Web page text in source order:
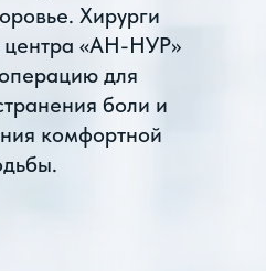
Хирурги
центра «АН-НУР»
для
боли и
комфортной